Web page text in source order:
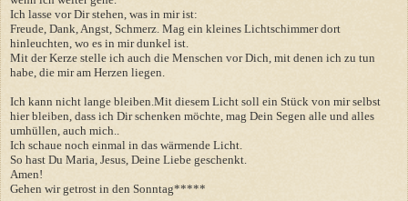
Ich lasse vor Dir stehen, was in mir ist:
Freude, Dank, Angst, Schmerz. Mag ein kleines Lichtschimmer dort
hinleuchten, wo es in mir dunkel ist.
Mit der Kerze stelle ich auch die Menschen vor Dich, mit denen ich zu tun
habe, die mir am Herzen liegen.
Ich kann nicht lange bleiben.Mit diesem Licht soll ein Stück von mir selbst
hier bleiben, dass ich Dir schenken möchte, mag Dein Segen alle und alles
umhüllen, auch mich..
Ich schaue noch einmal in das wärmende Licht.
So hast Du Maria, Jesus, Deine Liebe geschenkt.
Amen!
Gehen wir getrost in den Sonntag*****